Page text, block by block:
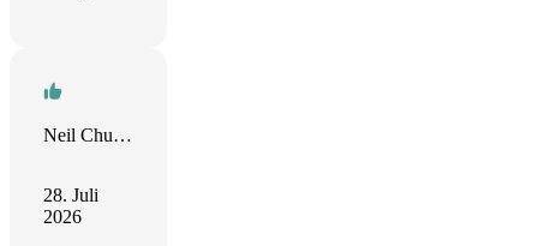
Neil Chuang
28. Juli
2026